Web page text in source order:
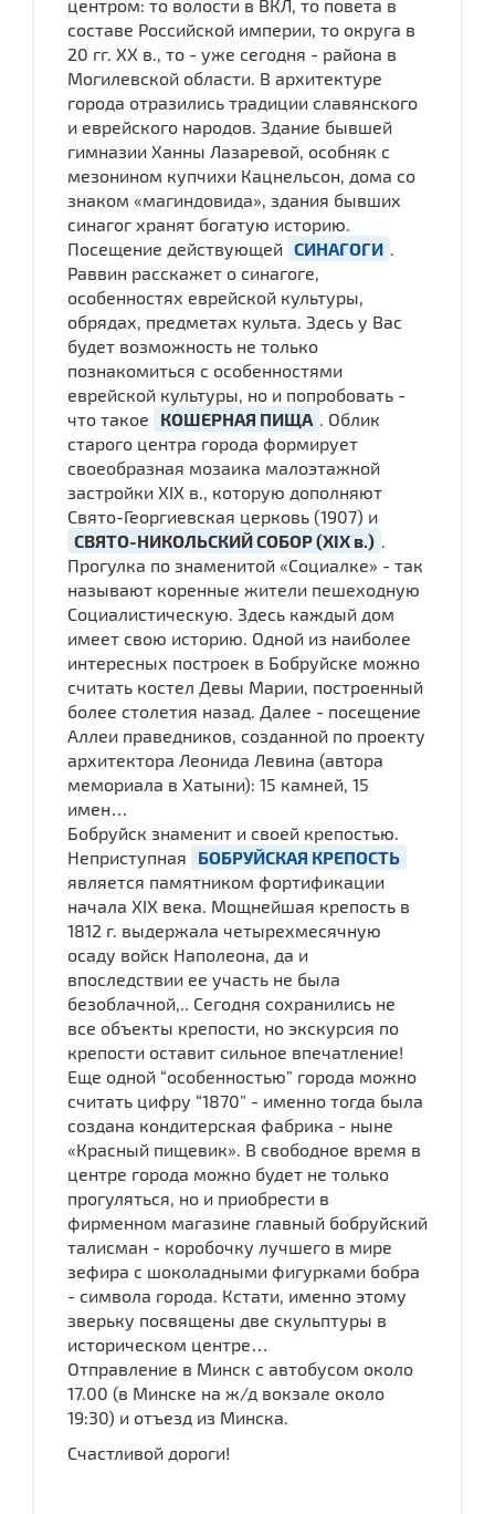
центром: то волости в ВКЛ, то повета в
составе Российской империи, то округа в
20 гг. XX в., то - уже сегодня - района в
Могилевской области. В архитектуре
города отразились традиции славянского
и еврейского народов. Здание бывшей
гимназии Ханны Лазаревой, особняк с
мезонином купчихи Кацнельсон, дома со
знаком «магиндовида», здания бывших
синагог хранят богатую историю.
Посещение действующей СИНАГОГИ
Раввин расскажет о синагоге,
особенностях еврейской культуры,
обрядах, предметах культа. Здесь у Вас
будет возможность не только
познакомиться с особенностями
еврейской культуры, но и попробовать -
что такое
КОШЕРНАЯ ПИЩА
. Облик
старого центра города формирует
своеобразная мозаика малоэтажной
застройки XIX в., которую дополняют
Свято-Георгиевская церковь (1907) и
СВЯТО-НИКОЛЬСКИЙ СОБОР (XIX в.)
Прогулка по знаменитой «Социалке» - так
называют коренные жители пешеходную
Социалистическую. Здесь каждый дом
имеет свою историю. Одной из наиболее
интересных построек в Бобруйске можно
считать костел Девы Марии, построенный
более столетия назад. Далее - посещение
Аллеи праведников, созданной по проекту
архитектора Леонида Левина (автора
мемориала в Хатыни): 15 камней, 15
имен…
Бобруйск знаменит и своей крепостью.
Неприступная
БОБРУЙСКАЯ КРЕПОСТЬ
является памятником фортификации
начала ХIX века. Мощнейшая крепость в
1812 г. выдержала четырехмесячную
осаду войск Наполеона, да и
впоследствии ее участь не была
безоблачной,.. Сегодня сохранились не
все объекты крепости, но экскурсия по
крепости оставит сильное впечатление!
Еще одной “особенностью” города можно
считать цифру “1870” - именно тогда была
создана кондитерская фабрика - ныне
«Красный пищевик». В свободное время в
центре города можно будет не только
прогуляться, но и приобрести в
фирменном магазине главный бобруйский
талисман - коробочку лучшего в мире
зефира с шоколадными фигурками бобра
- символа города. Кстати, именно этому
зверьку посвящены две скульптуры в
историческом центре…
Отправление в Минск с автобусом около
17.00 (в Минске на ж/д вокзале около
19:30) и отъезд из Минска.
Счастливой дороги!